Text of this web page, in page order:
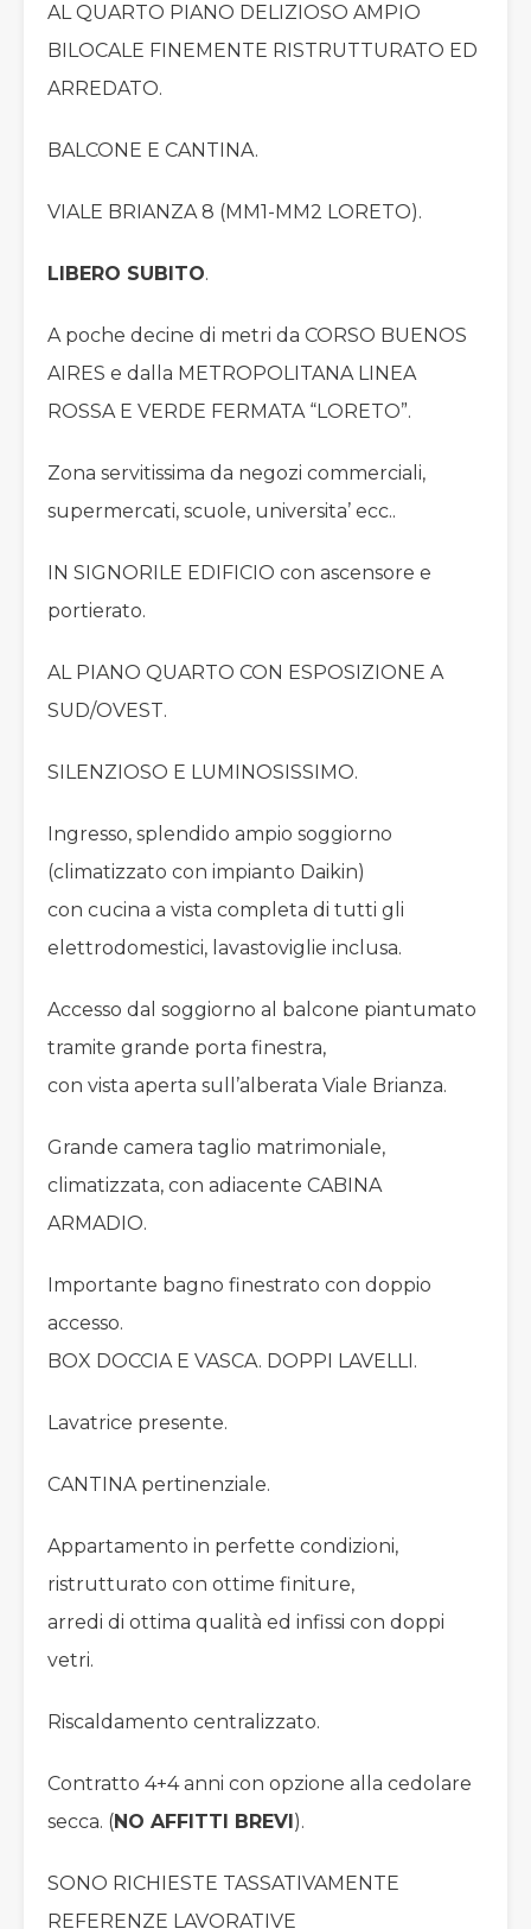
AL QUARTO PIANO DELIZIOSO AMPIO
BILOCALE FINEMENTE RISTRUTTURATO ED
ARREDATO.
BALCONE E CANTINA.
VIALE BRIANZA 8 (MM1-MM2 LORETO).
LIBERO SUBITO.
A poche decine di metri da CORSO BUENOS
AIRES e dalla METROPOLITANA LINEA
ROSSA E VERDE FERMATA “LORETO”.
Zona servitissima da negozi commerciali,
supermercati, scuole, universita’ ecc..
IN SIGNORILE EDIFICIO con ascensore e
portierato.
AL PIANO QUARTO CON ESPOSIZIONE A
SUD/OVEST.
SILENZIOSO E LUMINOSISSIMO.
Ingresso, splendido ampio soggiorno
(climatizzato con impianto Daikin)
con cucina a vista completa di tutti gli
elettrodomestici, lavastoviglie inclusa.
Accesso dal soggiorno al balcone piantumato
tramite grande porta finestra,
con vista aperta sull’alberata Viale Brianza.
Grande camera taglio matrimoniale,
climatizzata, con adiacente CABINA
ARMADIO.
Importante bagno finestrato con doppio
accesso.
BOX DOCCIA E VASCA. DOPPI LAVELLI.
Lavatrice presente.
CANTINA pertinenziale.
Appartamento in perfette condizioni,
ristrutturato con ottime finiture,
arredi di ottima qualità ed infissi con doppi
vetri.
Riscaldamento centralizzato.
Contratto 4+4 anni con opzione alla cedolare
secca. (NO AFFITTI BREVI ).
SONO RICHIESTE TASSATIVAMENTE
REFERENZE LAVORATIVE